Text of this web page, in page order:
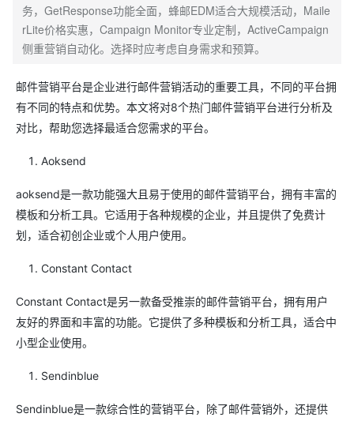
务，GetResponse功能全面，蜂邮EDM适合大规模活动，Maile
rLite价格实惠，Campaign Monitor专业定制，ActiveCampaign
侧重营销自动化。选择时应考虑自身需求和预算。
邮件营销平台是企业进行邮件营销活动的重要工具，不同的平台拥
有不同的特点和优势。本文将对8个热门邮件营销平台进行分析及
对比，帮助您选择最适合您需求的平台。
Aoksend
aoksend是一款功能强大且易于使用的邮件营销平台，拥有丰富的
模板和分析工具。它适用于各种规模的企业，并且提供了免费计
划，适合初创企业或个人用户使用。
Constant Contact
Constant Contact是另一款备受推崇的邮件营销平台，拥有用户
友好的界面和丰富的功能。它提供了多种模板和分析工具，适合中
小型企业使用。
Sendinblue
Sendinblue是一款综合性的营销平台，除了邮件营销外，还提供